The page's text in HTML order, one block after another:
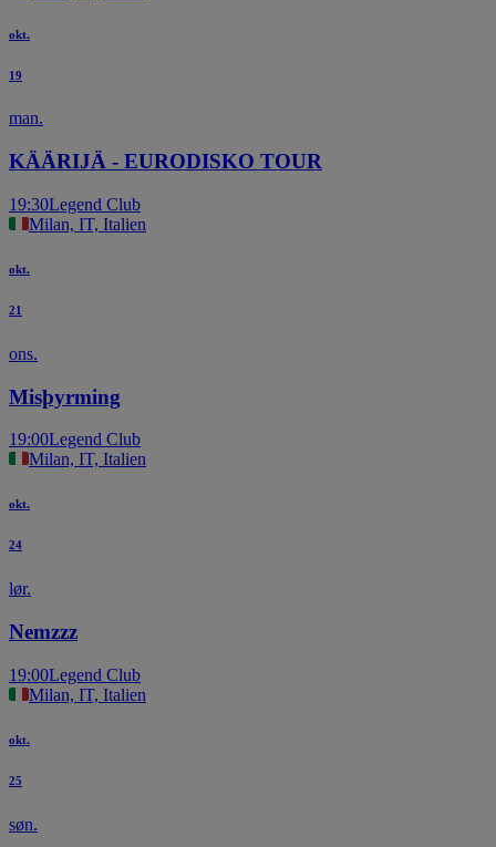
okt.
19
man.
KÄÄRIJÄ - EURODISKO TOUR
19:30Legend Club
Milan, IT, Italien
okt.
21
ons.
Misþyrming
19:00Legend Club
Milan, IT, Italien
okt.
24
lør.
Nemzzz
19:00Legend Club
Milan, IT, Italien
okt.
25
søn.